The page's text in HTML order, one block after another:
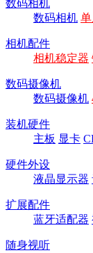
数码相机
数码相机 单
相机配件
相机稳定器
数码摄像机
数码摄像机
装机硬件
主板 显卡
硬件外设
液晶显示器
扩展配件
蓝牙适配器
随身视听